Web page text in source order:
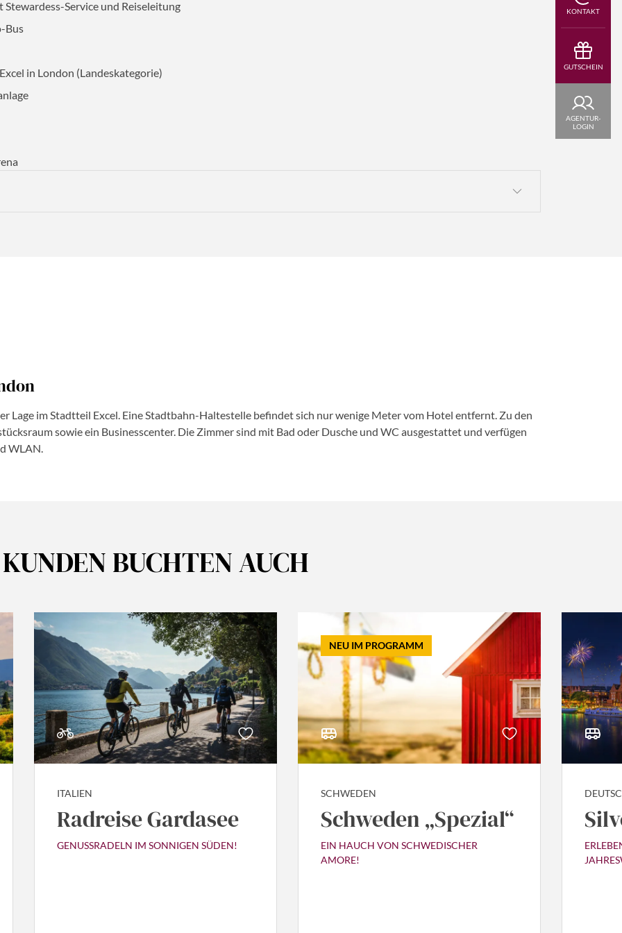
Service und Reiseleitung
Bus
in London (Landeskategorie)
seit dem 5. März 2025 über die britische ETA-App beantragen. Die App (bunte Krone auf weißem
Apple App Store herunterladen. Wer kein Smartphone besitzt, kann die Reisegenehmigung online über
eine E-Mail und Ihre elektronische Reisegenehmigung wird elektronisch mit dem Reisepass verknüpft, mit
Sie müssen diesen Reisepass für Ihre Einreise nach GB nutzen.
Jahre und mehrere Reisen ins Vereinigte Königreich gültig. Wenn der Reisepass, der mit Ihrer
Länderinformationen / Vereinigtes Königreich / Reise- und Sicherheitshinweise / Einreise und Zoll / Visum.
Lage im Stadtteil Excel. Eine Stadtbahn-Haltestelle befindet sich nur wenige Meter vom Hotel entfernt. Zu den
sowie ein Businesscenter. Die Zimmer sind mit Bad oder Dusche und WC ausgestattet und verfügen
WLAN.
KUNDEN BUCHTEN AUCH
ITALIEN
Radreise Gardasee
GENUSSRADELN IM SONNIGEN SÜDEN!
NEU IM PROGRAMM
SCHWEDEN
Schweden „Spezial“
EIN HAUCH VON SCHWEDISCHER
AMORE!
KONTAKT
GUTSCHEIN
AGENTUR-
LOGIN